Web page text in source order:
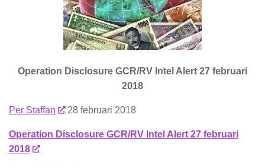
Operation Disclosure GCR/RV Intel Alert 27 februari
2018
Per Staffan 28 februari 2018
Operation Disclosure GCR/RV Intel Alert 27 februari
2018